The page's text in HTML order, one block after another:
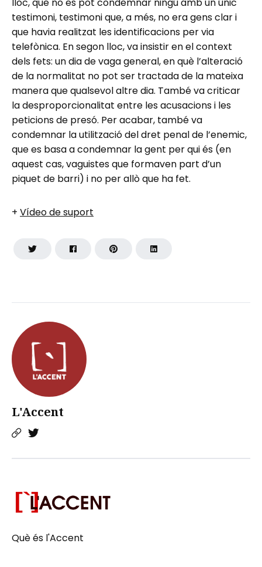
L'Accent
testimoni, testimoni que, a més, no era gens clar i
que havia realitzat les identificacions per via
telefònica. En segon lloc, va insistir en el context
dels fets: un dia de vaga general, en què l’alteració
de la normalitat no pot ser tractada de la mateixa
manera que qualsevol altre dia. També va criticar
la desproporcionalitat entre les acusacions i les
peticions de presó. Per acabar, també va
condemnar la utilització del dret penal de l’enemic,
que es basa a condemnar la gent per qui és (en
aquest cas, vaguistes que formaven part d’un
piquet de barri) i no per allò que ha fet.
+ Vídeo de suport
Què és l'Accent